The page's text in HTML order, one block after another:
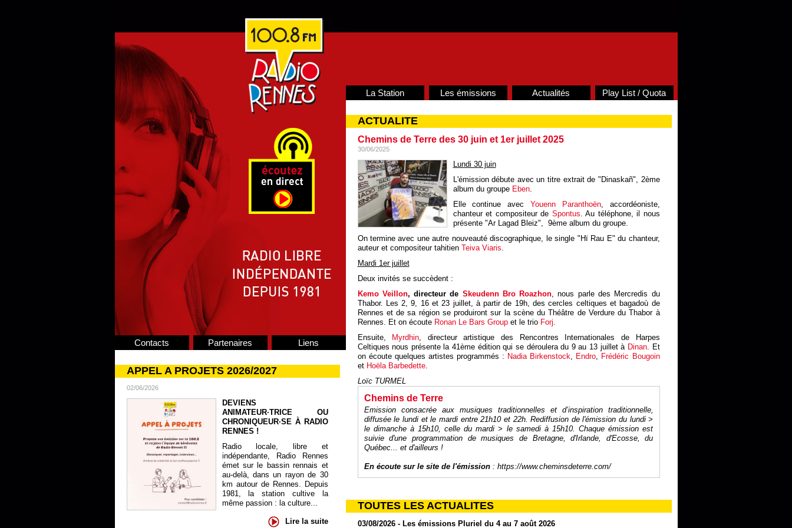
Contacts Partenaires Liens
APPEL A PROJETS 2026/2027
02/06/2026
DEVIENS
ANIMATEUR·TRICE OU
CHRONIQUEUR·SE À RADIO
RENNES !
Radio locale, libre et
indépendante, Radio Rennes
émet sur le bassin rennais et
au-delà, dans un rayon de 30
km autour de Rennes. Depuis
1981, la station cultive la
même passion : la culture...
Lire la suite
La Station Les émissions Actualités Play List / Quota
ACTUALITE
Chemins de Terre des 30 juin et 1er juillet 2025
30/06/2025
Lundi 30 juin
L'émission débute avec un titre extrait de "Dinaskañ", 2ème
album du groupe Eben.
Elle continue avec Youenn Paranthoën, accordéoniste,
chanteur et compositeur de Spontus. Au téléphone, il nous
présente "Ar Lagad Bleiz", 9ème album du groupe.
On termine avec une autre nouveauté discographique, le single "Hï Rau E" du chanteur,
auteur et compositeur tahitien Teiva Viaris.
Mardi 1er juillet
Deux invités se succèdent :
Kemo Veillon, directeur de Skeudenn Bro Roazhon, nous parle des Mercredis du
Thabor. Les 2, 9, 16 et 23 juillet, à partir de 19h, des cercles celtiques et bagadoù de
Rennes et de sa région se produiront sur la scène du Théâtre de Verdure du Thabor à
Rennes. Et on écoute Ronan Le Bars Groupet le trio Forj.
Ensuite,
Myrdhin, directeur artistique des Rencontres Internationales de Harpes
Celtiques nous présente la 41ème édition qui se déroulera du 9 au 13 juillet à Dinan. Et
on écoute quelques artistes programmés : Nadia Birkenstock, Endro, Frédéric Bougoin
et Hoëla Barbedette.
Loïc TURMEL
Chemins de Terre
Emission consacrée aux musiques traditionnelles et d’inspiration traditionnelle,
diffusée le lundi et le mardi entre 21h10 et 22h. Rediffusion de l'émission du lundi >
le dimanche à 15h10, celle du mardi > le samedi à 15h10. Chaque émission est
suivie d'une programmation de musiques de Bretagne, d'Irlande, d'Ecosse, du
Québec... et d'ailleurs !
En écoute sur le site de l'émission: https://www.cheminsdeterre.com/
TOUTES LES ACTUALITES
03/08/2026 - Les émissions Pluriel du 4 au 7 août 2026